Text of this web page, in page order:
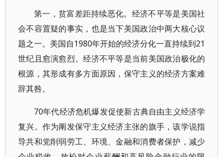
第一，贫富差距持续恶化。经济不平等是美国社
会不容置疑的事实，也是当下美国政治中两大核心议
题之一。美国自1980年开始的经济分化一直持续到21
世纪且愈演愈烈。经济不平等是当前美国政治极化的
根源，其形成有多方面原因，保守主义的经济方案难
辞其咎。
70年代经济危机爆发促使新古典自由主义经济学
复兴。作为阐发保守主义经济主张的旗手，该学说指
导共和党削弱劳工、环境、金融和消费者保护，减少